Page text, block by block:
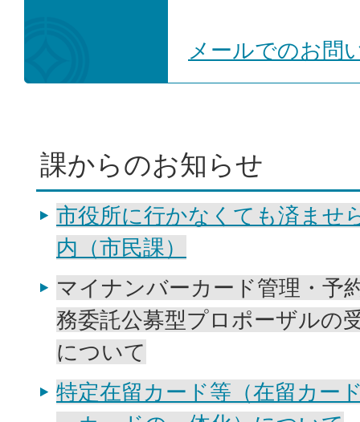
メールでのお問
課からのお知らせ
市役所に行かなくても済ませ
内（市民課）
マイナンバーカード管理・予
務委託公募型プロポーザルの
について
特定在留カード等（在留カー